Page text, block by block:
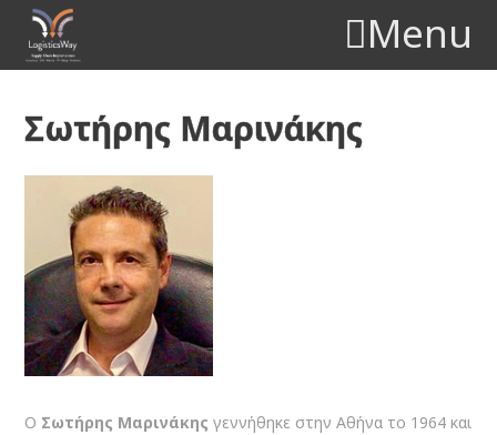
Menu
Σωτήρης Μαρινάκης
Ο Σωτήρης Μαρινάκης γεννήθηκε στην Αθήνα το 1964 και